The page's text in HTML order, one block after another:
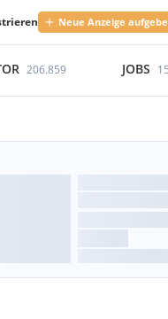
Neue Anzeige
206.859 JOBS